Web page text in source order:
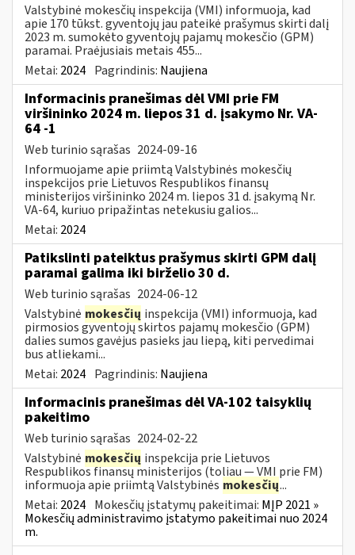
Valstybinė mokesčių inspekcija (VMI) informuoja, kad
apie 170 tūkst. gyventojų jau pateikė prašymus skirti dalį
2023 m. sumokėto gyventojų pajamų mokesčio (GPM)
paramai. Praėjusiais metais 455...
Metai: 2024 Pagrindinis: Naujiena
Informacinis pranešimas dėl VMI prie FM
viršininko 2024 m. liepos 31 d. įsakymo Nr. VA-
64 -1
Web turinio sąrašas 2024-09-16
Informuojame apie priimtą Valstybinės mokesčių
inspekcijos prie Lietuvos Respublikos finansų
ministerijos viršininko 2024 m. liepos 31 d. įsakymą Nr.
VA-64, kuriuo pripažintas netekusiu galios...
Metai: 2024
Patikslinti pateiktus prašymus skirti GPM dalį
paramai galima iki birželio 30 d.
Web turinio sąrašas 2024-06-12
Valstybinė mokesčių inspekcija (VMI) informuoja, kad
pirmosios gyventojų skirtos pajamų mokesčio (GPM)
dalies sumos gavėjus pasieks jau liepą, kiti pervedimai
bus atliekami...
Metai: 2024 Pagrindinis: Naujiena
Informacinis pranešimas dėl VA-102 taisyklių
pakeitimo
Web turinio sąrašas 2024-02-22
Valstybinė mokesčių inspekcija prie Lietuvos
Respublikos finansų ministerijos (toliau ― VMI prie FM)
informuoja apie priimtą Valstybinės mokesčių...
Metai: 2024 Mokesčių įstatymų pakeitimai: MĮP 2021 »
Mokesčių administravimo įstatymo pakeitimai nuo 2024
m.